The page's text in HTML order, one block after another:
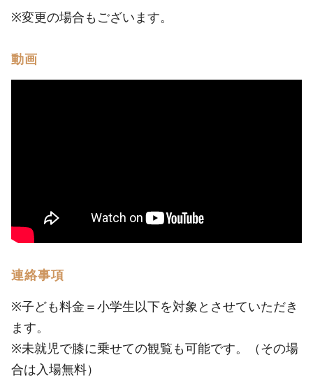
※変更の場合もございます。
動画
連絡事項
※子ども料金＝小学生以下を対象とさせていただき
ます。
※未就児で膝に乗せての観覧も可能です。（その場
合は入場無料）